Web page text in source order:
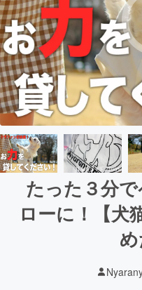
たった３分
ローに！【犬
め